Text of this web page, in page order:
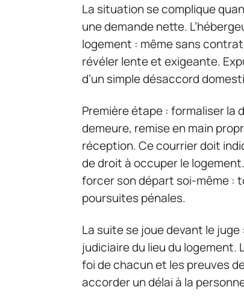
La situation se complique
une demande nette.
logement : même sans
révéler lente et exigeante.
d’un simple désaccord
Première étape : formaliser la
demeure, remise en main
réception. Ce courrier doit
de droit à occuper le
forcer son départ soi-même :
poursuites pénales.
La suite se joue devant le
judiciaire du lieu du
foi de chacun et les preuves
accorder un délai à la